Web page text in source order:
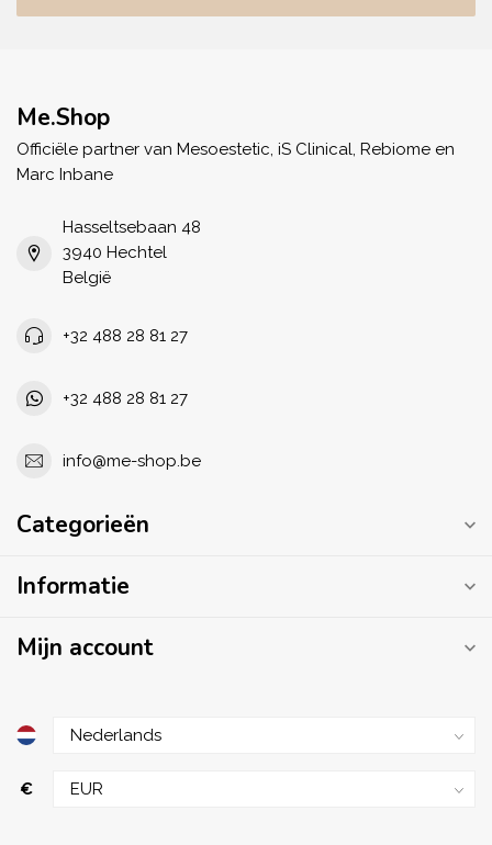
Me.Shop
Officiële partner van Mesoestetic, iS Clinical, Rebiome en
Marc Inbane
Hasseltsebaan 48
3940 Hechtel
België
+32 488 28 81 27
+32 488 28 81 27
info@me-shop.be
Categorieën
Informatie
Mijn account
€